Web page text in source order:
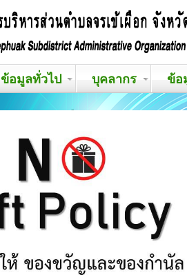
ข้อมูลทั่วไป บุคลากร ข้อ